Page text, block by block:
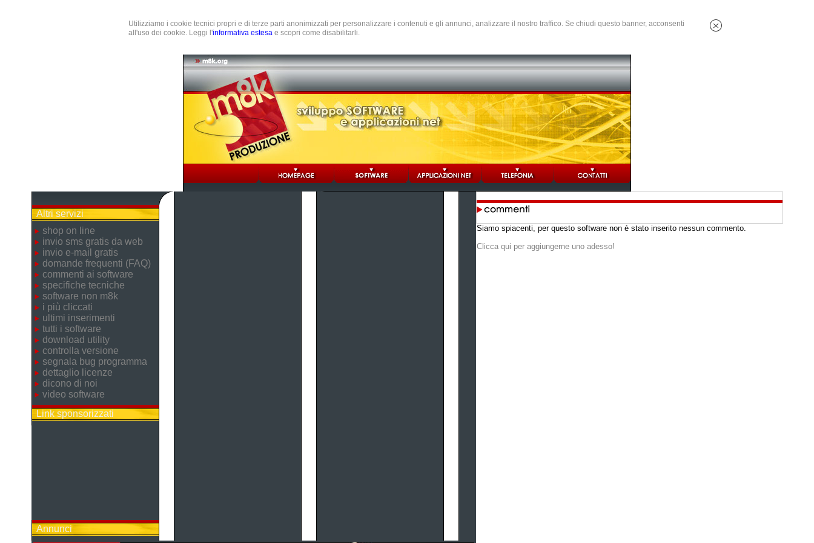
Utilizziamo i cookie tecnici propri e di terze parti anonimizzati per personalizzare i contenuti e gli annunci, analizzare il nostro traffico. Se chiudi questo banner, acconsenti
all'uso dei cookie. Leggi l'informativa estesa e scopri come disabilitarli.
Altri servizi
shop on line
invio sms gratis da web
invio e-mail gratis
domande frequenti (FAQ)
commenti ai software
specifiche tecniche
software non m8k
i più cliccati
ultimi inserimenti
tutti i software
download utility
controlla versione
segnala bug programma
dettaglio licenze
dicono di noi
video software
Link sponsorizzati
Annunci
Siamo spiacenti, per questo software non è stato inserito nessun commento.
Clicca qui per aggiungerne uno adesso!